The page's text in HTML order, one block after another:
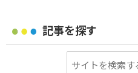
記事を探す